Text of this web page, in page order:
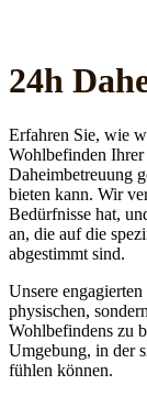
24h
Erfahren Sie, wie
Wohlbefinden Ihrer
Daheimbetreuung
bieten kann. Wir
Bedürfnisse hat,
an, die auf die
abgestimmt sind.
Unsere
physischen,
Wohlbefindens zu
Umgebung, in der
fühlen können.